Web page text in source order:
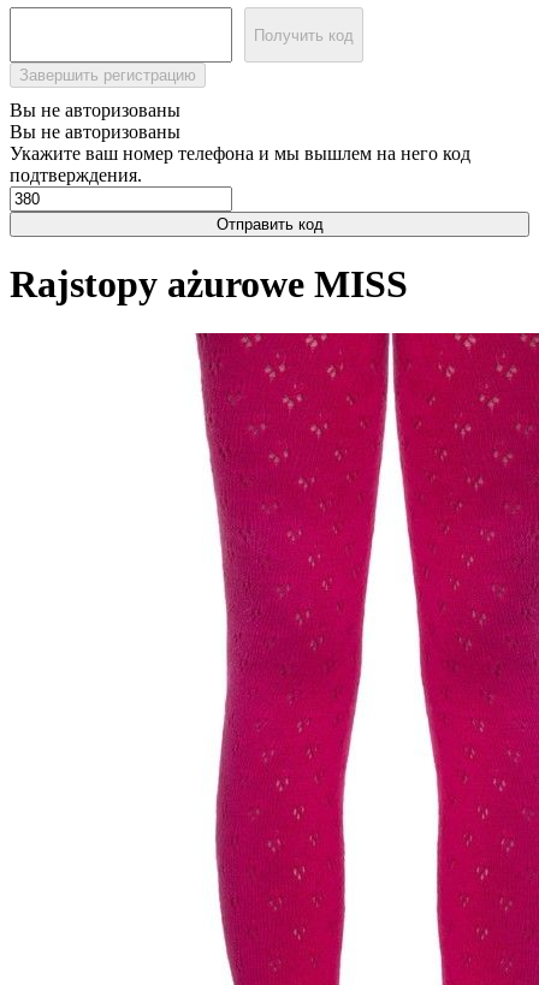
Получить код
Завершить регистрацию
Вы не авторизованы
Вы не авторизованы
Укажите ваш номер телефона и мы вышлем на него код
подтверждения.
Отправить код
Rajstopy ażurowe MISS